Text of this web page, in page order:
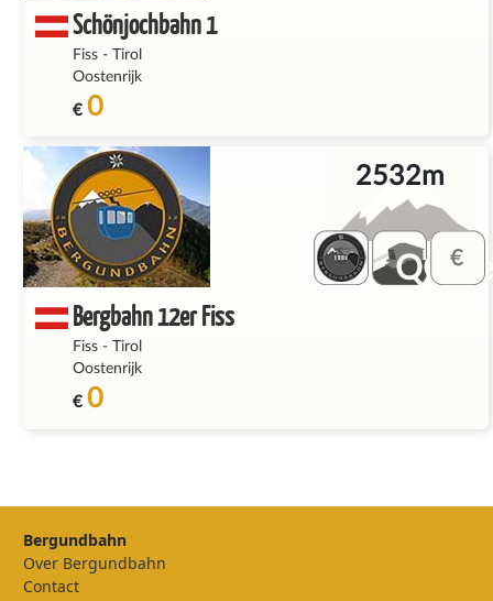
Schönjochbahn 1
Fiss- Tirol
Oostenrijk
€ 0
Bergbahn 12er Fiss
Fiss-
Tirol
Oostenrijk
€ 0
2532m
Bergundbahn
Over Bergundbahn
Contact